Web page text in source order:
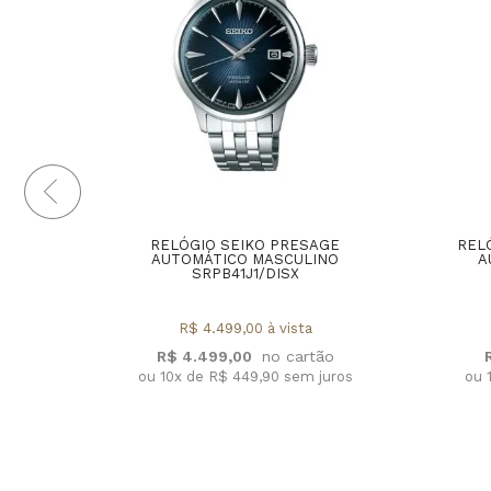
RELÓGIO SEIKO PRESAGE
AUTOMÁTICO MASCULINO
SRPB41J1/DISX
R$ 4.499,00
R$ 4.499,00 à vista
ou 10x de R$ 449,90 sem juros ou